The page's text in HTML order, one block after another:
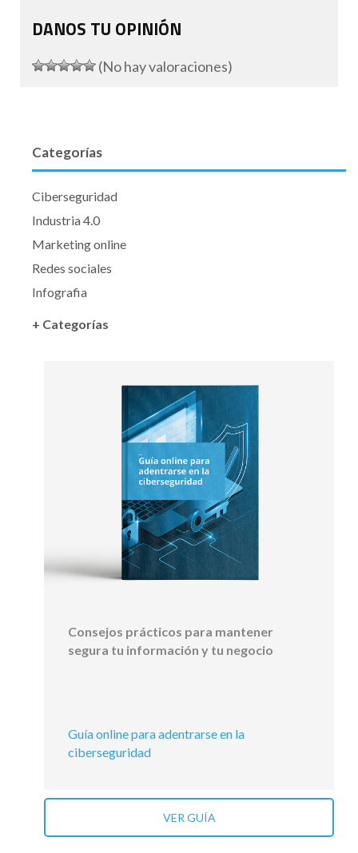
DANOS TU OPINIÓN
(No hay valoraciones)
Categorías
Ciberseguridad
Industria 4.0
Marketing online
Redes sociales
Infografia
+ Categorías
Consejos prácticos para mantener
segura tu información y tu negocio
Guía online para adentrarse en la
ciberseguridad
VER GUÍA